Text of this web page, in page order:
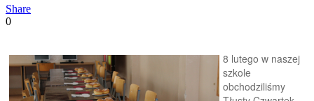
Share
0
8 lutego w naszej
szkole
obchodziliśmy